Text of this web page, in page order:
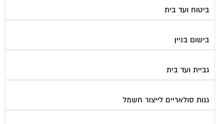
ביטוח ועד בית
בישום בניין
גביית ועד בית
גגות סולאריים לייצור חשמל